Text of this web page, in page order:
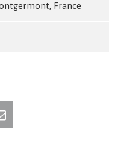
France